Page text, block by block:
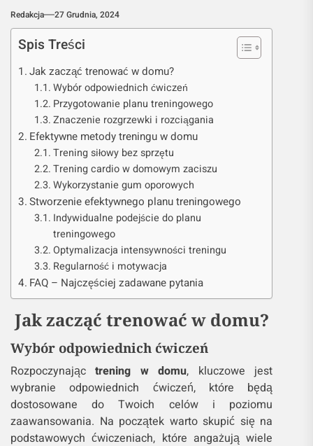
Redakcja 27 Grudnia, 2024
Spis Treści
Jak zacząć trenować w domu?
Wybór odpowiednich ćwiczeń
Przygotowanie planu treningowego
Znaczenie rozgrzewki i rozciągania
Efektywne metody treningu w domu
Trening siłowy bez sprzętu
Trening cardio w domowym zaciszu
Wykorzystanie gum oporowych
Stworzenie efektywnego planu treningowego
Indywidualne podejście do planu
treningowego
Optymalizacja intensywności treningu
Regularność i motywacja
FAQ – Najczęściej zadawane pytania
Jak zacząć trenować w domu?
Wybór odpowiednich ćwiczeń
Rozpoczynająctrening w domu, kluczowe jest
wybranie odpowiednich ćwiczeń, które będą
dostosowane do Twoich celów i poziomu
zaawansowania. Na początek warto skupić się na
podstawowych ćwiczeniach, które angażują wiele